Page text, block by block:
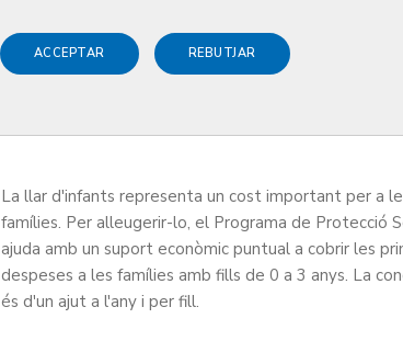
ACCEPTAR REBUTJAR
La llar d'infants representa un cost important per a
famílies. Per alleugerir-lo, el Programa de Protecció
ajuda amb un suport econòmic puntual a cobrir les
despeses a les famílies amb fills de 0 a 3 anys. La
és d'un ajut a l'any i per fill.